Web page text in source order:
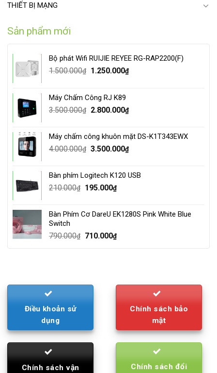
THIẾT BỊ MẠNG
Sản phẩm mới
Bộ phát Wifi RUIJIE REYEE RG-RAP2200(F)
1.500.000₫
Original
1.500.000₫.
1.250.000₫Current
Máy Chấm Công RJ K89
3.500.000₫
Original
3.500.000₫.
2.800.000₫Current
2.800.000₫.
Máy chấm công khuôn mặt DS-K1T343EWX
4.000.000₫ Original
4.000.000₫.
3.500.000₫Current
3.500.000₫.
Bàn phím Logitech K120 USB
210.000₫
Original
210.000₫.
195.000₫Current
195.000₫.
Bàn Phím Cơ DareU EK1280S Pink White Blue
Switch
790.000₫
Original
710.000₫Current
Điều khoản sử
dụng
Chính sách bảo
mật
Chính sách vận
Chính sách đổi